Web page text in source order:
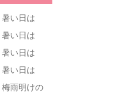
暑い日は
暑い日は
暑い日は
暑い日は
梅雨明けの